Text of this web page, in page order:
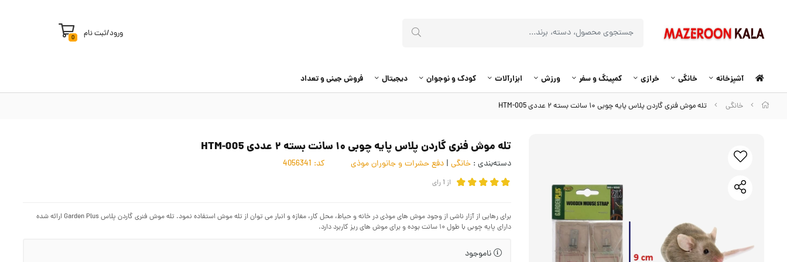
ورود/ثبت نام 0
آشپزخانه خانگی خرازی کمپینگ و سفر ورزش ابزارآلات کودک و نوجوان دیجیتال فروش جینی و تعداد
خانگی تله موش فنری گاردن پلاس پایه چوبی ۱۰ سانت بسته ۲ عددی HTM-005
تله موش فنری گاردن پلاس پایه چوبی ۱۰ سانت بسته ۲ عددی HTM-005
دسته‌بندی : خانگی | دفع حشرات و جانوران موذی کد:
از 1رای
برای رهایی از آزار ناشی از وجود موش های موذی در خانه و حیاط، محل کار، مغازه و انبار می توان از تله موش استفاده نمود. تله موش فنری گاردن پلاس Garden Plus ارائه شده
دارای پایه چوبی با طول ۱۰ سانت بوده و برای موش های ریز کاربرد دارد.
ناموجود